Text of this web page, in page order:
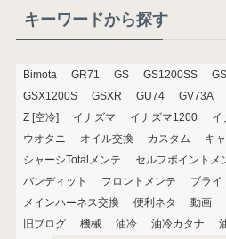
ブキーワードから探す
Bimota GR71 GS GS1200SS
GSX1200S
GSXR GU74 GV73A
Z [空冷]
イナズマ イナズマ1200
イ
ウオタニ
オイル交換 カスタム キ
シャーシTotalメンテ
セルフポイントメ
バンディット
フロントメンテ ブライ
メインハーネス交換
便利ネタ 動画
旧ブログ
機械 油冷 油冷カタナ